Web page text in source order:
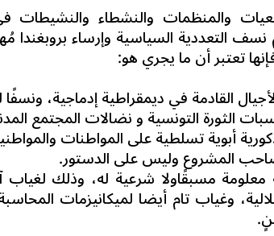
والمنظمات والنشطاء
نسف التعددية السياسية وإرساء بروبغندا
تعتبر أن ما يجري هو:
القادمة في ديمقراطية إدماجية، ونسفًا
الثورة التونسية و نضالات المجتمع
أبوية تسلطية على المواطنات
المشروع وليس على الدستور.
معلومة مسبقًاولا شرعية له، وذلك لغياب
وغياب تام أيضا لميكانيزمات